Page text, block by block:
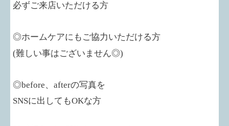
必ずご来店いただける方
◎ホームケアにもご協力いただける方
(難しい事はございません◎)
◎before、 afterの写真を
SNSに出してもOKな方